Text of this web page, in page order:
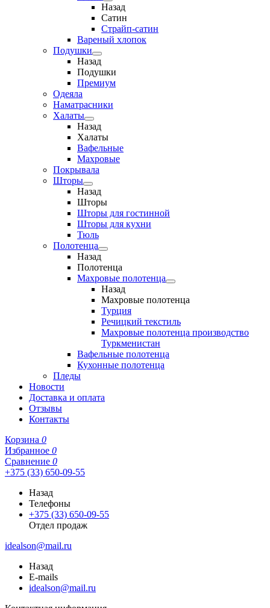
Назад
Сатин
Страйп-сатин
Вареный хлопок
Подушки
Назад
Подушки
Премиум
Одеяла
Наматрасники
Халаты
Назад
Халаты
Вафельные
Махровые
Покрывала
Шторы
Назад
Шторы
Шторы для гостинной
Шторы для кухни
Тюль
Полотенца
Назад
Полотенца
Махровые полотенца
Назад
Махровые полотенца
Турция
Речицкий текстиль
Махровые полотенца производство
Туркменистан
Вафельные полотенца
Кухонные полотенца
Пледы
Новости
Доставка и оплата
Отзывы
Контакты
Корзина 0
Избранное 0
Сравнение 0
+375 (33) 650-09-55
Назад
Телефоны
+375 (33) 650-09-55
Отдел продаж
idealson@mail.ru
Назад
E-mails
idealson@mail.ru